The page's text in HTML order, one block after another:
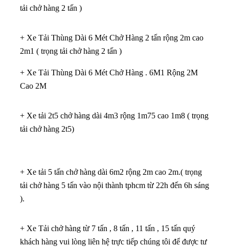
tải chở hàng 2 tấn )
+ Xe Tải Thùng Dài 6 Mét Chở Hàng 2 tấn rộng 2m cao
2m1 ( trọng tải chở hàng 2 tấn )
+ Xe Tải Thùng Dài 6 Mét Chở Hàng . 6M1 Rộng 2M
Cao 2M
+ Xe tải 2t5 chở hàng dài 4m3 rộng 1m75 cao 1m8 ( trọng
tải chở hàng 2t5)
+ Xe tải 5 tấn chở hàng dài 6m2 rộng 2m cao 2m.( trọng
tải chở hàng 5 tấn vào nội thành tphcm từ 22h đến 6h sáng
).
+ Xe Tải chở hàng từ 7 tấn , 8 tấn , 11 tấn , 15 tấn quý
khách hàng vui lòng liên hệ trực tiếp chúng tôi để được tư